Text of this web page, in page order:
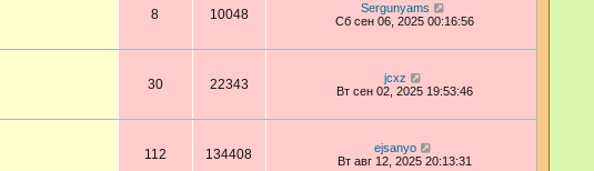
8 10048
Sergunyams
Сб сен 06, 2025 00:16:56
30 22343
jcxz
Вт сен 02, 2025 19:53:46
112 134408
ejsanyo
Вт авг 12, 2025 20:13:31